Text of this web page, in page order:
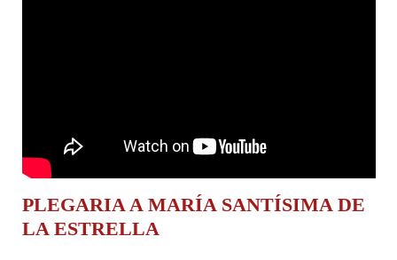
PLEGARIA A MARÍA SANTÍSIMA DE
LA ESTRELLA